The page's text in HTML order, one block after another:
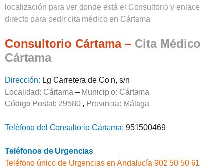
localización para ver donde está el Consultorio y enlace
directo para pedir cita médico en Cártama
Consultorio Cártama – Cita Médico
Cártama
Dirección: Lg Carretera de Coin, s/n
Localidad: Cártama – Municipio: Cártama
Código Postal: 29580 , Provincia: Málaga
Teléfono del Consultorio Cártama: 951500469
Teléfonos de Urgencias
Teléfono único de Urgencias en Andalucía 902 50 50 61